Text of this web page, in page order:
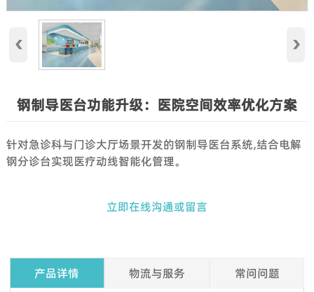
‹ ›
钢制导医台功能升级：医院空间效率优化方案
针对急诊科与门诊大厅场景开发的钢制导医台系统,结合电解
钢分诊台实现医疗动线智能化管理。
立即在线沟通或留言
产品详情 物流与服务 常问问题